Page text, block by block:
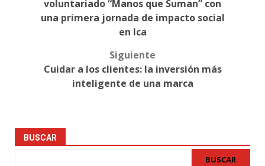
voluntariado “Manos que Suman” con
una primera jornada de impacto social
en Ica
Siguiente
Cuidar a los clientes: la inversión más
inteligente de una marca
BUSCAR
BUSCAR